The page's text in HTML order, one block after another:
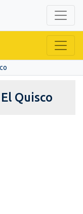
Quisco